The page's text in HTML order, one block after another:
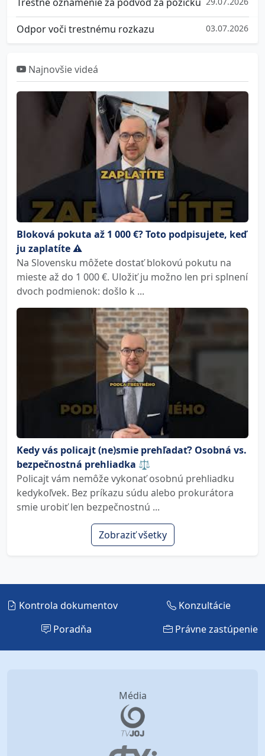
Odpor voči trestnému rozkazu 03.07.2026
Najnovšie videá
Bloková pokuta až 1 000 €? Toto podpisujete, keď
ju zaplatíte ⚠️
Na Slovensku môžete dostať blokovú pokutu na
mieste až do 1 000 €. Uložiť ju možno len pri splnení
dvoch podmienok: došlo k ...
Kedy vás policajt (ne)smie prehľadať? Osobná vs.
bezpečnostná prehliadka ⚖️
Policajt vám nemôže vykonať osobnú prehliadku
kedykoľvek. Bez príkazu súdu alebo prokurátora
smie urobiť len bezpečnostnú ...
Zobraziť všetky
Kontrola dokumentov
Konzultácie
Poradňa
Právne zastúpenie
Média